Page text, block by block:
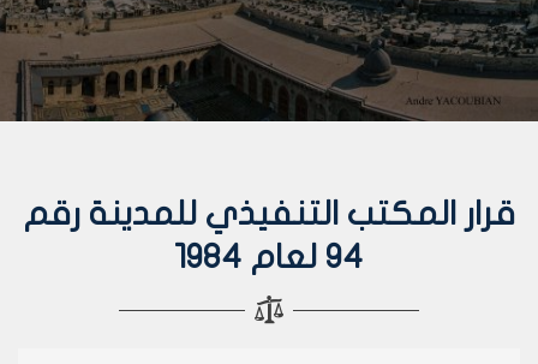
قرار المكتب التنفيذي للمدينة رقم
94 لعام 1984